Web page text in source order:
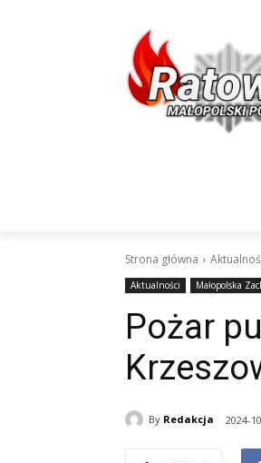
Strona główna
Aktualności Małopolska
Pożar
By Redakcja 2024-